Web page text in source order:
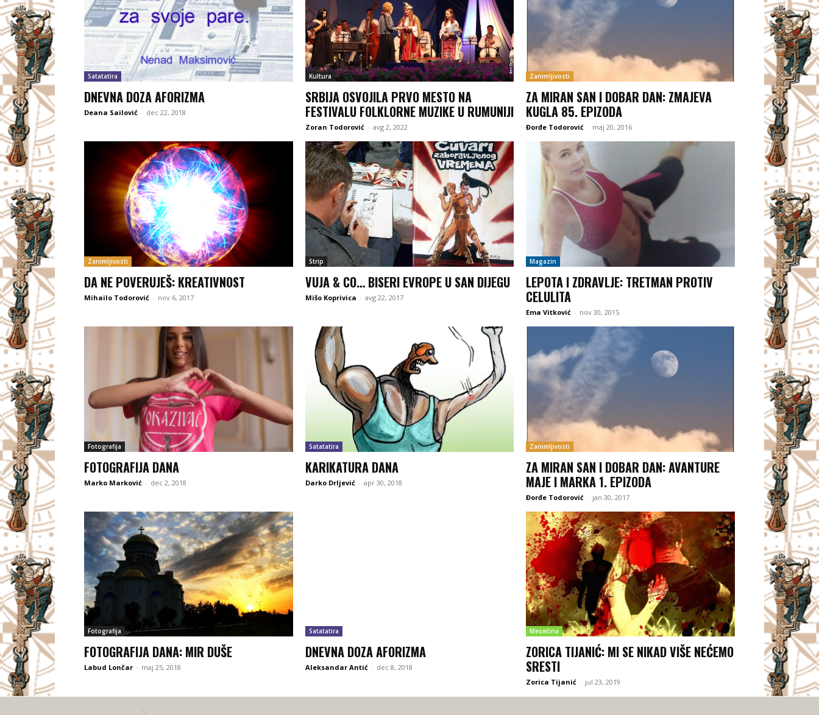
Satatatira
DNEVNA DOZA AFORIZMA
Deana Sailović - dec 22, 2018
Kultura
SRBIJA OSVOJILA PRVO MESTO NA
FESTIVALU FOLKLORNE MUZIKE U RUMUNIJI
Zoran Todorović - avg 2, 2022
Zanimljivosti
ZA MIRAN SAN I DOBAR DAN: ZMAJEVA
KUGLA 85. EPIZODA
Đorđe Todorović - maj 20, 2016
Zanimljivosti
DA NE POVERUJEŠ: KREATIVNOST
Mihailo Todorović - nov 6, 2017
Strip
VUJA & CO… BISERI EVROPE U SAN DIJEGU
Mišo Koprivica - avg 22, 2017
Magazin
LEPOTA I ZDRAVLJE: TRETMAN PROTIV
CELULITA
Ema Vitković - nov 30, 2015
Fotografija
FOTOGRAFIJA DANA
Marko Marković - dec 2, 2018
Satatatira
KARIKATURA DANA
Darko Drljević - apr 30, 2018
Zanimljivosti
ZA MIRAN SAN I DOBAR DAN: AVANTURE
MAJE I MARKA 1. EPIZODA
Đorđe Todorović - jan 30, 2017
Fotografija
FOTOGRAFIJA DANA: MIR DUŠE
Labud Lončar - maj 25, 2018
Satatatira
DNEVNA DOZA AFORIZMA
Aleksandar Antić - dec 8, 2018
Mesečina
ZORICA TIJANIĆ: MI SE NIKAD VIŠE NEĆEMO
SRESTI
Zorica Tijanić - jul 23, 2019